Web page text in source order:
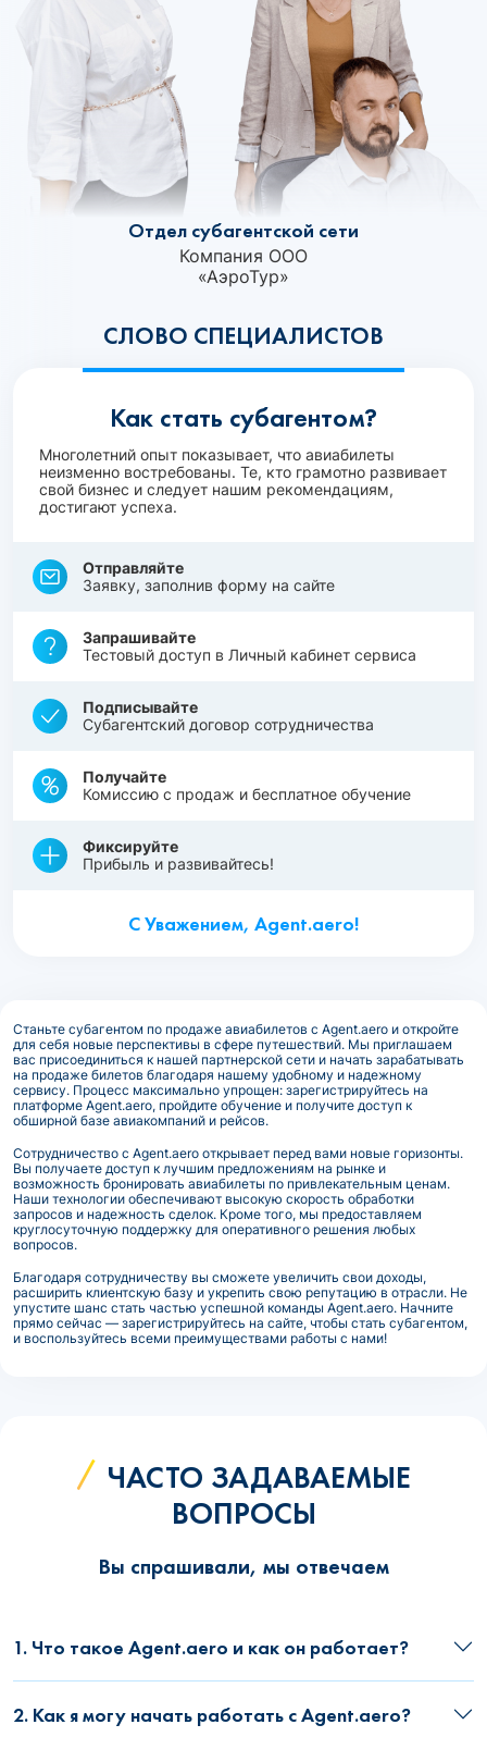
СЛОВО СПЕЦИАЛИСТОВ
Отдел субагентской сети
Компания ООО
«АэроТур»‎
Как стать субагентом?
Многолетний опыт показывает, что авиабилеты
неизменно востребованы. Те, кто грамотно развивает
свой бизнес и следует нашим рекомендациям,
достигают успеха.
Отправляйте
Заявку, заполнив форму на сайте
Запрашивайте
Тестовый доступ в Личный кабинет сервиса
Подписывайте
Субагентский договор сотрудничества
Получайте
Комиссию с продаж и бесплатное обучение
Фиксируйте
Прибыль и развивайтесь!
С Уважением, Agent.aero!
Станьте субагентом по продаже авиабилетов с Agent.aero и откройте
для себя новые перспективы в сфере путешествий. Мы приглашаем
вас присоединиться к нашей партнерской сети и начать зарабатывать
на продаже билетов благодаря нашему удобному и надежному
сервису. Процесс максимально упрощен: зарегистрируйтесь на
платформе Agent.aero, пройдите обучение и получите доступ к
обширной базе авиакомпаний и рейсов.
Сотрудничество с Agent.aero открывает перед вами новые горизонты.
Вы получаете доступ к лучшим предложениям на рынке и
возможность бронировать авиабилеты по привлекательным ценам.
Наши технологии обеспечивают высокую скорость обработки
запросов и надежность сделок. Кроме того, мы предоставляем
круглосуточную поддержку для оперативного решения любых
вопросов.
Благодаря сотрудничеству вы сможете увеличить свои доходы,
расширить клиентскую базу и укрепить свою репутацию в отрасли. Не
упустите шанс стать частью успешной команды Agent.aero. Начните
прямо сейчас — зарегистрируйтесь на сайте, чтобы стать субагентом,
и воспользуйтесь всеми преимуществами работы с нами!
ЧАСТО ЗАДАВАЕМЫЕ
ВОПРОСЫ
Вы спрашивали, мы отвечаем
1. Что такое Agent.aero и как он работает?
2. Как я могу начать работать с Agent.aero?